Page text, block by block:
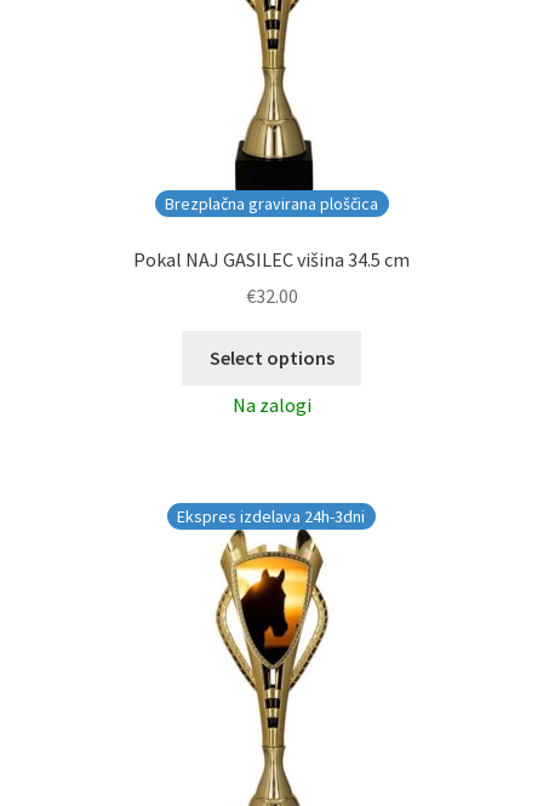
Brezplačna gravirana ploščica
Pokal NAJ GASILEC višina 34.5 cm
€32.00
Select options
Na zalogi
Ekspres izdelava 24h-3dni